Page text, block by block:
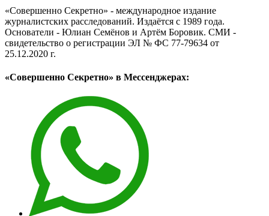
«Совершенно Секретно» - международное издание
журналистских расследований. Издаётся с 1989 года.
Основатели - Юлиан Семёнов и Артём Боровик. CМИ -
свидетельство о регистрации ЭЛ № ФС 77-79634 от
25.12.2020 г.
«Совершенно Секретно» в Мессенджерах: